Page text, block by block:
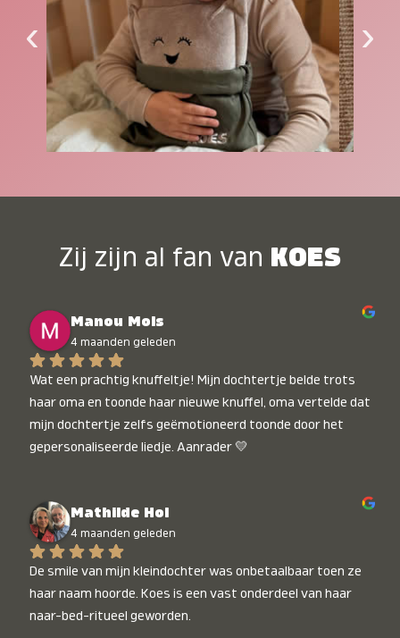
‹ ›
Zij zijn al fan van KOES
Manou Mols
4 maanden geleden
Wat een prachtig knuffeltje! Mijn dochtertje belde trots
haar oma en toonde haar nieuwe knuffel, oma vertelde dat
mijn dochtertje zelfs geëmotioneerd toonde door het
gepersonaliseerde liedje. Aanrader 💛
Mathilde Hol
4 maanden geleden
De smile van mijn kleindochter was onbetaalbaar toen ze
haar naam hoorde. Koes is een vast onderdeel van haar
naar-bed-ritueel geworden.